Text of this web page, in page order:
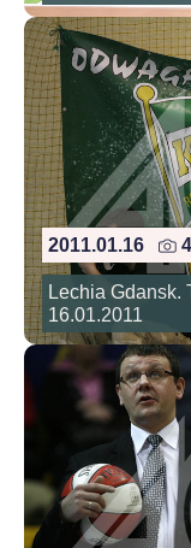
2011.01.16 4
Lechia Gdansk.
16.01.2011